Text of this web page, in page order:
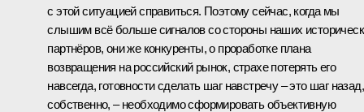
с этой ситуацией справиться. Поэтому сейчас, когда мы
слышим всё больше сигналов со стороны наших
партнёров, они же конкуренты, о проработке плана
возвращения на российский рынок, страхе потерять его
навсегда, готовности сделать шаг навстречу – это шаг назад,
собственно, – необходимо сформировать объективную